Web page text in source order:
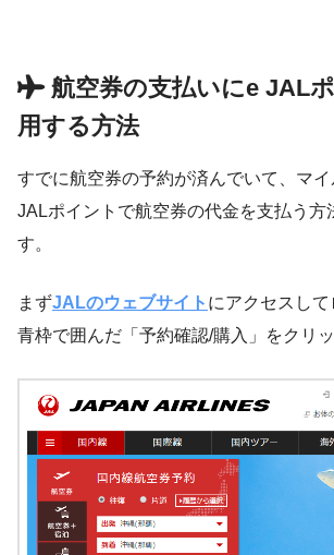
航空券の支払いにe JAL
用する方法
すでに航空券の予約が済んでいて、マ
JALポイントで航空券の代金を支払う方
す。
まずJALのウェブサイト にアクセスして
青枠で囲んだ「予約確認/購入」をクリッ